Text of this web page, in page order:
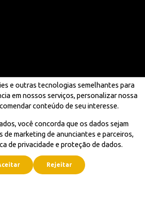
e outras tecnologias semelhantes para
em nossos serviços, personalizar nossa
conteúdo de seu interesse.
você concorda que os dados sejam
de marketing de anunciantes e parceiros,
de privacidade e proteção de dados.
Rejeitar